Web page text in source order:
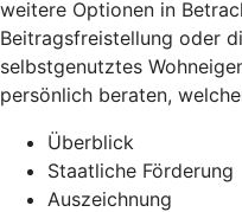
weitere Optionen in
Beitragsfreistellung oder
selbstgenutztes
persönlich beraten,
Überblick
Staatliche Förderung
Auszeichnung